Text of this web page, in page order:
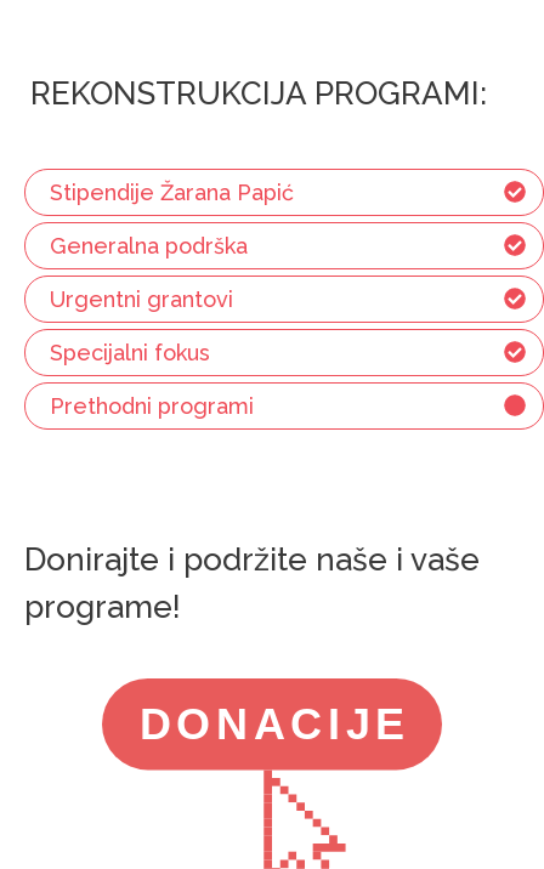
REKONSTRUKCIJA PROGRAMI:
Stipendije Žarana Papić
Generalna podrška
Urgentni grantovi
Specijalni fokus
Prethodni programi
Donirajte i podržite naše i vaše
programe!